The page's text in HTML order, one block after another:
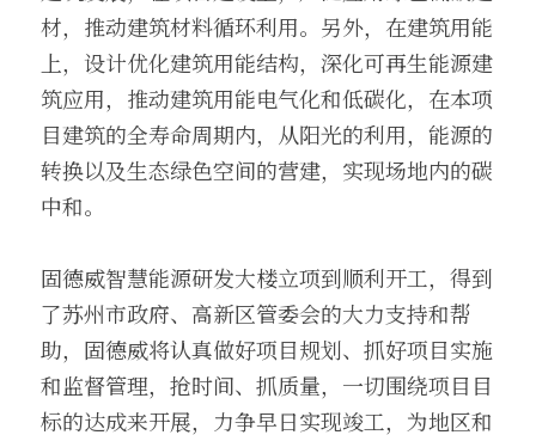
材，推动建筑材料循环利用。另外，在建筑用能
上，设计优化建筑用能结构，深化可再生能源建
筑应用，推动建筑用能电气化和低碳化，在本项
目建筑的全寿命周期内，从阳光的利用，能源的
转换以及生态绿色空间的营建，实现场地内的碳
中和。
固德威智慧能源研发大楼立项到顺利开工，得到
了苏州市政府、高新区管委会的大力支持和帮
助，固德威将认真做好项目规划、抓好项目实施
和监督管理，抢时间、抓质量，一切围绕项目目
标的达成来开展，力争早日实现竣工，为地区和